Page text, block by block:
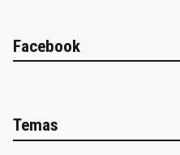
Facebook
Temas